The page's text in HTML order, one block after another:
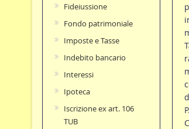
Fideiussione
Fondo patrimoniale
Imposte e Tasse
Indebito bancario
Interessi
Ipoteca
Iscrizione ex art. 106
TUB